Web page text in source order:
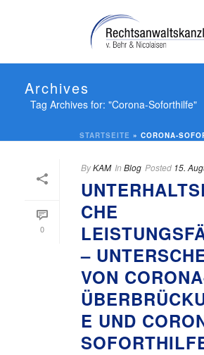
Archives
Tag Archives for: "Corona-Soforthilfe"
STARTSEITE » CORONA-
0
ByKAM In Blog Posted 15.
CHE
–
VON
E UND